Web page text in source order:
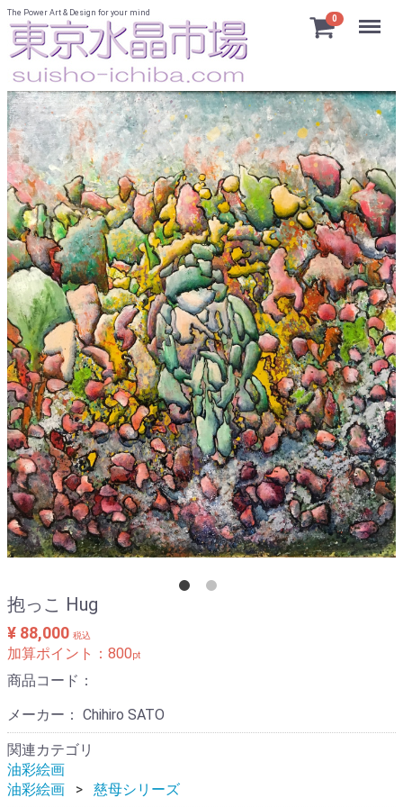
The Power Art & Design for your mind
0 Menu
抱っこ Hug
¥ 88,000 税込
加算ポイント： 800pt
商品コード：
メーカー： Chihiro SATO
関連カテゴリ
油彩絵画
油彩絵画
慈母シリーズ